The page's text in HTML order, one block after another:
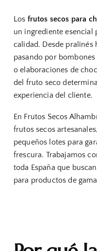
Los frutos secos para
un ingrediente esencial
calidad. Desde pralinés
pasando por
o elaboraciones de
del fruto seco
experiencia del cliente.
En Frutos Secos
frutos secos
pequeños lotes para
frescura. Trabajamos
toda España que
para productos de